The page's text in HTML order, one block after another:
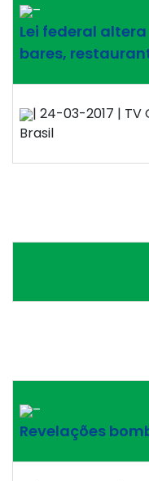
–
Lei federal
bares,
| 24-03-2017 | TV
Brasil
–
Revelações